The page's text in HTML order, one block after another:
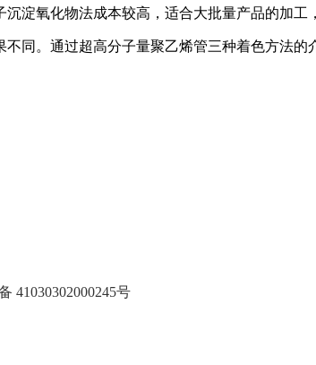
氧化物法成本较高，适合大批量产品的加工
。通过超高分子量聚乙烯管三种着色方法的
41030302000245号